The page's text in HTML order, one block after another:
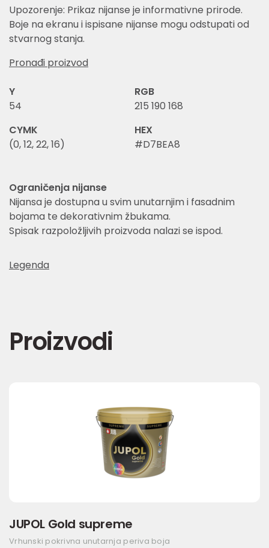
Upozorenje: Prikaz nijanse je informativne prirode.
Boje na ekranu i ispisane nijanse mogu odstupati od
stvarnog stanja.
Pronađi proizvod
Y
54
RGB
215 190 168
CYMK
(0, 12, 22, 16)
HEX
#D7BEA8
Ograničenja nijanse
Nijansa je dostupna u svim unutarnjim i fasadnim
bojama te dekorativnim žbukama.
Spisak razpoložljivih proizvoda nalazi se ispod.
Legenda
Proizvodi
JUPOL Gold supreme
Vrhunski pokrivna unutarnja periva boja